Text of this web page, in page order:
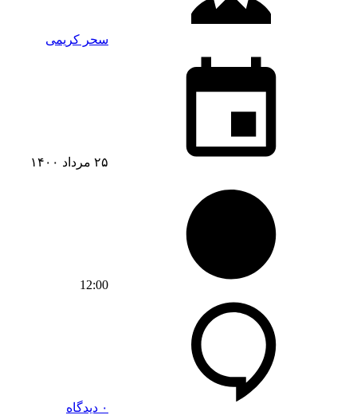
سحر کریمی
۲۵ مرداد ۱۴۰۰
12:00
۰ دیدگاه